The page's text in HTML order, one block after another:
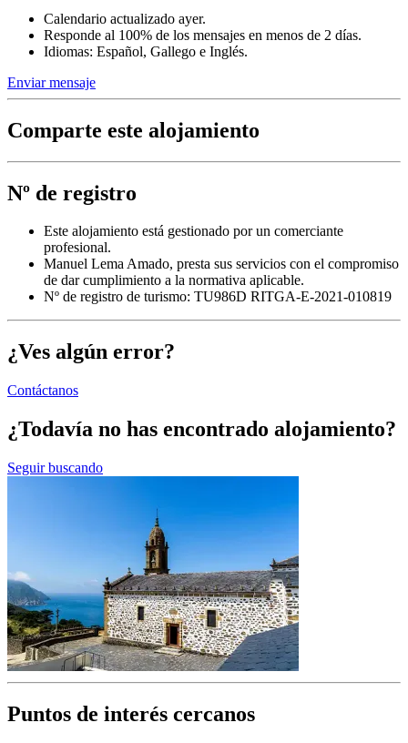
Calendario actualizado ayer.
Responde al 100% de los mensajes en menos de 2 días.
Idiomas: Español, Gallego e Inglés.
Enviar mensaje
Comparte este alojamiento
Nº de registro
Este alojamiento está gestionado por un comerciante
profesional.
Manuel Lema Amado, presta sus servicios con el compromiso
de dar cumplimiento a la normativa aplicable.
Nº de registro de turismo: TU986D RITGA-E-2021-010819
¿Ves algún error?
Contáctanos
¿Todavía no has encontrado alojamiento?
Seguir buscando
Puntos de interés cercanos